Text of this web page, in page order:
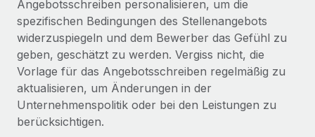
Geräteverwaltung
Globale Bereitstellung und Verfolgung von IT-
Geräten
Gründung von Niederlassungen
Schnelle, rechtssichere Gründung von
Niederlassungen
Open-Source-Infrastrukturen. Das...
Mehr erfahren
Strategische Partnerschaft zwischen
Reverse Tech und Remote für Contractor
Management und Payroll
Globale Payroll
EOR und PEO
Contractor Management
Steuern
Den Blog erkunden
Angebotsschreiben personalisieren, um die
spezifischen Bedingungen des Stellenangebots
widerzuspiegeln und dem Bewerber das Gefühl zu
geben, geschätzt zu werden. Vergiss nicht, die
Vorlage für das Angebotsschreiben regelmäßig zu
aktualisieren, um Änderungen in der
Unternehmenspolitik oder bei den Leistungen zu
berücksichtigen.